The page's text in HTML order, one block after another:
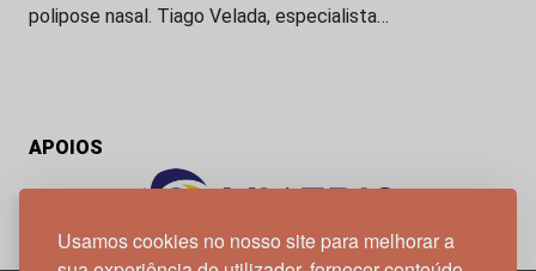
Usamos cookies no nosso site para melhorar a
polipose nasal. Tiago Velada, especialista…
APOIOS